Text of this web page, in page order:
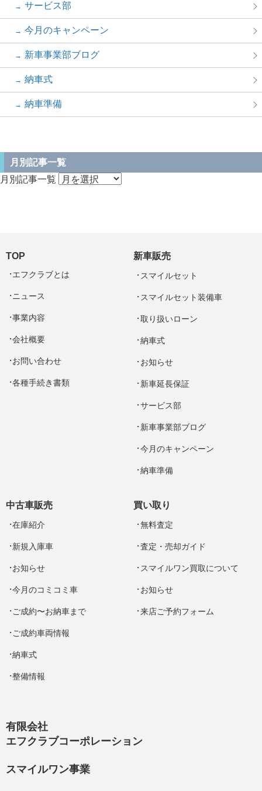
サービス部
今月のキャンペーン
新車事業部ブログ
納車式
納車準備
月別記事一覧
月別記事一覧
有限会社
エフクラブコーポレーション
スマイルワン事業
TOP
エフクラブとは
ニュース
事業内容
会社概要
お問い合わせ
各種手続き書類
新車販売
スマイルセット
スマイルセット装備車
取り扱いローン
納車式
お知らせ
新車延長保証
サービス部
新車事業部ブログ
今月のキャンペーン
納車準備
中古車販売
在庫紹介
新規入庫車
お知らせ
今月のコミコミ車
ご成約〜お納車まで
ご成約車両情報
納車式
整備情報
買い取り
無料査定
査定・売却ガイド
スマイルワン買取について
お知らせ
来店ご予約フォーム